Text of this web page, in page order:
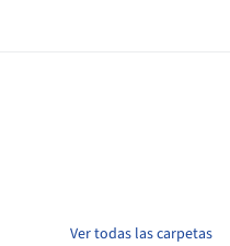
Ver todas las carpetas